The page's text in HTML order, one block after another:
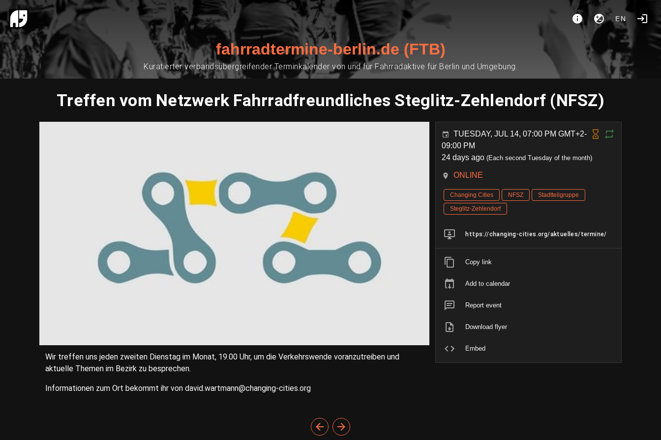
EN
fahrradtermine-berlin.de (FTB)
Kuratierter verbandsübergreifender Terminkalender von und für Fahrradaktive für Berlin und Umgebung.
Treffen vom Netzwerk Fahrradfreundliches Steglitz-Zehlendorf (NFSZ)
Wir treffen uns jeden zweiten Dienstag im Monat, 19.00 Uhr, um die Verkehrswende voranzutreiben und
aktuelle Themen im Bezirk zu besprechen.
Informationen zum Ort bekommt ihr von david.wartmann@changing-cities.org
TUESDAY, JUL 14, 07:00 PM GMT+2-
09:00 PM
24 days ago (Each second Tuesday of the month)
ONLINE
Changing Cities NFSZ
Stadtteilgruppe
Steglitz-Zehlendorf
https://changing-cities.org/aktuelles/termine/
Copy link
Add to calendar
Report event
Download flyer
Embed